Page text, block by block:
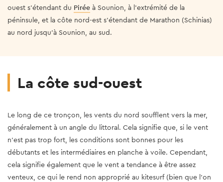
ouest s'étendant du Pirée à Sounion, à l'extrémité de la
péninsule, et la côte nord-est s'étendant de Marathon (Schinias)
au nord jusqu'à Sounion, au sud.
La côte sud-ouest
Le long de ce tronçon, les vents du nord soufflent vers la mer,
généralement à un angle du littoral. Cela signifie que, si le vent
n’est pas trop fort, les conditions sont bonnes pour les
débutants et les intermédiaires en planche à voile. Cependant,
cela signifie également que le vent a tendance à être assez
venteux, ce qui le rend non approprié au kitesurf (bien que l'on